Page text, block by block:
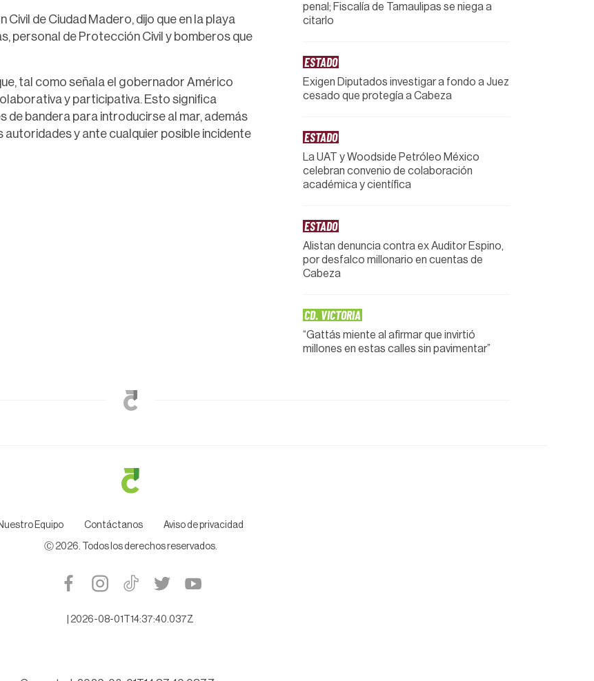
de Ciudad Madero, dijo que en la playa
personal de Protección Civil y bomberos que
tal como señala el gobernador Américo
y participativa. Esto significa
bandera para introducirse al mar, además
autoridades y ante cualquier posible incidente
penal; Fiscalía de Tamaulipas se niega a
citarlo
ESTADO
Exigen Diputados investigar a fondo a Juez
cesado que protegía a Cabeza
ESTADO
La UAT y Woodside Petróleo México
celebran convenio de colaboración
académica y científica
ESTADO
Alistan denuncia contra ex Auditor Espino,
por desfalco millonario en cuentas de
Cabeza
CD. VICTORIA
“Gattás miente al afirmar que invirtió
millones en estas calles sin pavimentar”
Equipo Contáctanos Aviso de privacidad
Ⓒ 2026 . Todos los derechos reservados.
2026-08-01T14:37:40.037Z